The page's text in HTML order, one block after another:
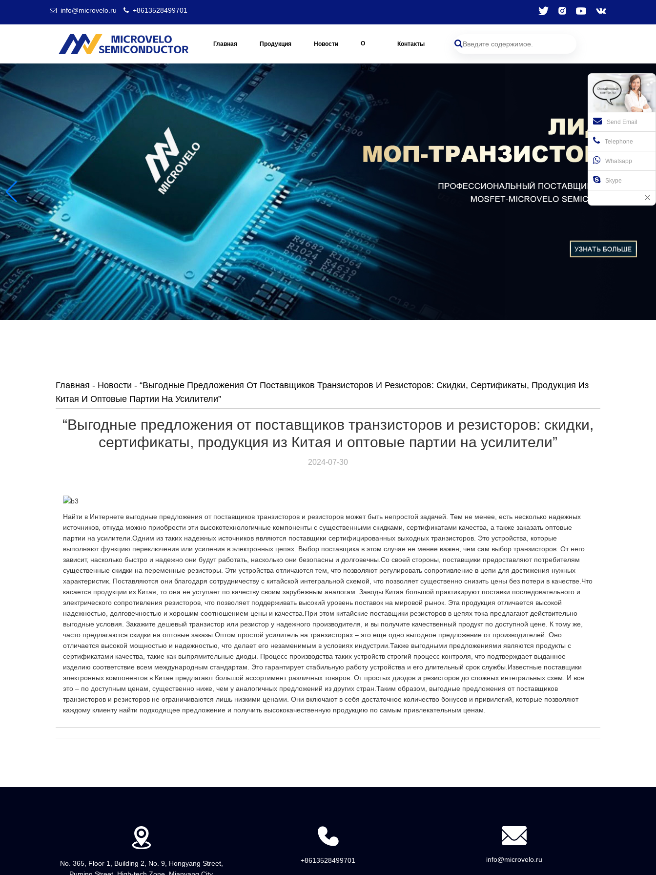
info@microvelo.ru +8613528499701
Главная Продукция Новости О
Нас
Контакты
Главная - Новости - “Выгодные Предложения От Поставщиков Транзисторов И Резисторов: Скидки, Сертификаты, Продукция Из
Китая И Оптовые Партии На Усилители”
“Выгодные предложения от поставщиков транзисторов и резисторов: скидки,
сертификаты, продукция из Китая и оптовые партии на усилители”
2024-07-30
Найти в Интернете выгодные предложения от поставщиков транзисторов и резисторов может быть непростой задачей. Тем не менее, есть несколько надежных
источников, откуда можно приобрести эти высокотехнологичные компоненты с существенными скидками, сертификатами качества, а также заказать оптовые
партии на усилители.Одним из таких надежных источников являются поставщики сертифицированных выходных транзисторов. Это устройства, которые
выполняют функцию переключения или усиления в электронных цепях. Выбор поставщика в этом случае не менее важен, чем сам выбор транзисторов. От него
зависит, насколько быстро и надежно они будут работать, насколько они безопасны и долговечны.Со своей стороны, поставщики предоставляют потребителям
существенные скидки на переменные резисторы. Эти устройства отличаются тем, что позволяют регулировать сопротивление в цепи для достижения нужных
характеристик. Поставляются они благодаря сотрудничеству с китайской интегральной схемой, что позволяет существенно снизить цены без потери в качестве.Что
касается продукции из Китая, то она не уступает по качеству своим зарубежным аналогам. Заводы Китая большой практикируют поставки последовательного и
электрического сопротивления резисторов, что позволяет поддерживать высокий уровень поставок на мировой рынок. Эта продукция отличается высокой
надежностью, долговечностью и хорошим соотношением цены и качества.При этом китайские поставщики резисторов в цепях тока предлагают действительно
выгодные условия. Закажите дешевый транзистор или резистор у надежного производителя, и вы получите качественный продукт по доступной цене. К тому же,
часто предлагаются скидки на оптовые заказы.Оптом простой усилитель на транзисторах – это еще одно выгодное предложение от производителей. Оно
отличается высокой мощностью и надежностью, что делает его незаменимым в условиях индустрии.Также выгодными предложениями являются продукты с
сертификатами качества, такие как выпрямительные диоды. Процесс производства таких устройств строгий процесс контроля, что подтверждает выданное
изделию соответствие всем международным стандартам. Это гарантирует стабильную работу устройства и его длительный срок службы.Известные поставщики
электронных компонентов в Китае предлагают большой ассортимент различных товаров. От простых диодов и резисторов до сложных интегральных схем. И все
это – по доступным ценам, существенно ниже, чем у аналогичных предложений из других стран.Таким образом, выгодные предложения от поставщиков
транзисторов и резисторов не ограничиваются лишь низкими ценами. Они включают в себя достаточное количество бонусов и привилегий, которые позволяют
каждому клиенту найти подходящее предложение и получить высококачественную продукцию по самым привлекательным ценам.
No. 365, Floor 1, Building 2, No. 9, Hongyang Street,
+8613528499701 info@microvelo.ru
Send Email
Telephone
Whatsapp
Skype